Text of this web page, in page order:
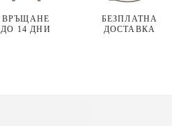
ВРЪЩАНЕ
ДО 14 ДНИ
БЕЗПЛАТНА
ДОСТАВКА